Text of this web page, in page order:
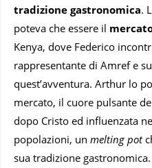
tradizione gastronomica.
poteva che essere il
Kenya, dove Federico
rappresentante di Amref e
quest’avventura. Arthur lo
mercato, il cuore pulsante
dopo Cristo ed influenzata
popolazioni, un melting pot
sua tradizione